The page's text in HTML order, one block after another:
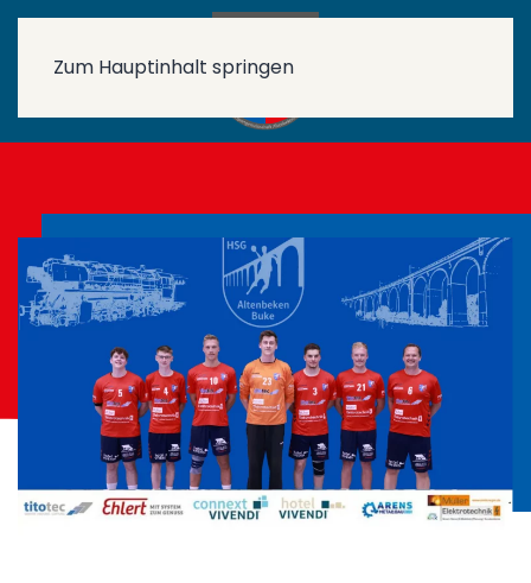
Zum Hauptinhalt springen